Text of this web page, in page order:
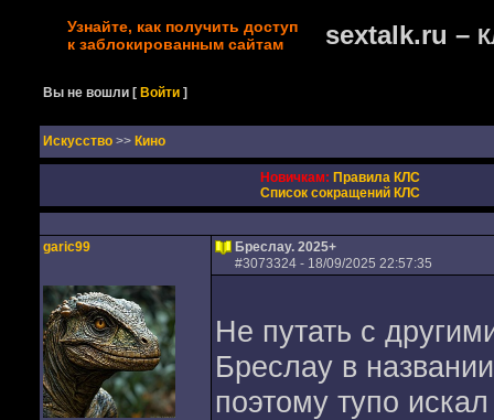
Узнайте, как получить доступ
к заблокированным сайтам
sextalk.ru –
Вы не вошли [Войти ]
Искусство >> Кино
Новичкам: Правила КЛС
Список сокращений КЛС
garic99
Бреслау. 2025+
#3073324- 18/09/2025 22:57:35
Не путать с
Бреслау в
поэтому тупо